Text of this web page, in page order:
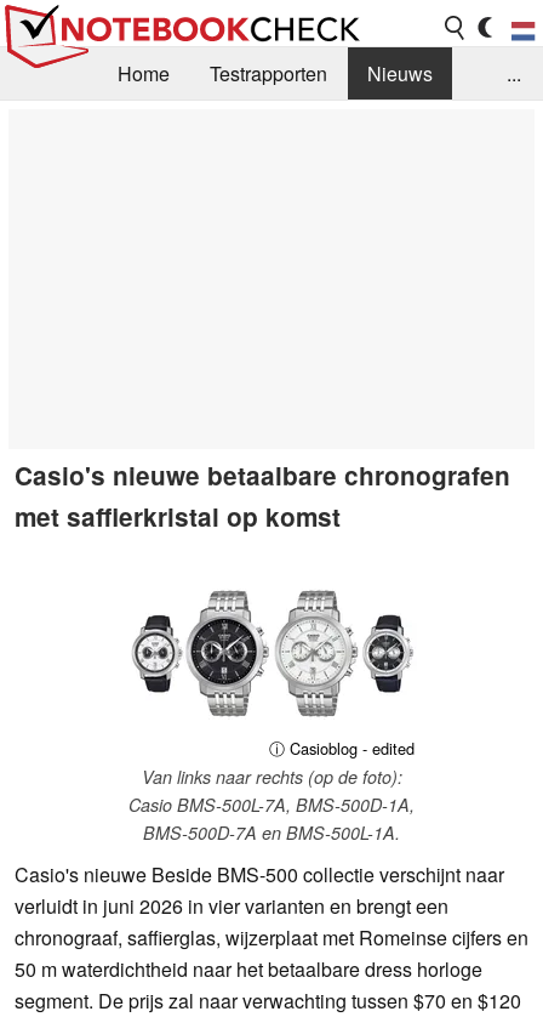
Home Testrapporten
Nieuws
...
Casio's nieuwe betaalbare chronografen
met saffierkristal op komst
ⓘ Casioblog - edited
Van links naar rechts (op de foto):
Casio BMS-500L-7A, BMS-500D-1A,
BMS-500D-7A en BMS-500L-1A.
Casio's nieuwe Beside BMS-500 collectie verschijnt naar
verluidt in juni 2026 in vier varianten en brengt een
chronograaf, saffierglas, wijzerplaat met Romeinse cijfers en
50 m waterdichtheid naar het betaalbare dress horloge
segment. De prijs zal naar verwachting tussen $70 en $120